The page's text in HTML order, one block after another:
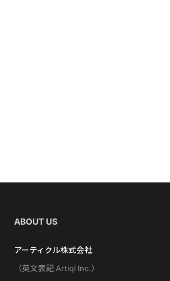
ABOUT US
アーティクル株式会社
（英文表記 Artiql Inc.）